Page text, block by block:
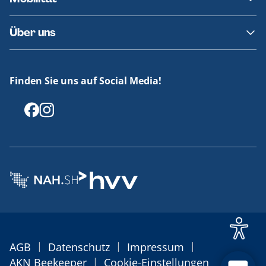
Fundsachen
Häufige Fragen
Barrierefreies Reisen
Erklärung Barrierefreiheit
Über uns
Offenlegungen
Finden Sie uns auf Social Media!
AGB | Datenschutz | Impressum |
AKN Beekeeper | Cookie-Einstellungen